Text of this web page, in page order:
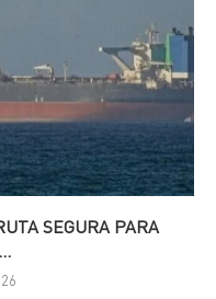
SEGURA PARA